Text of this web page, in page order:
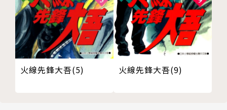
火線先鋒大吾(5) 火線先鋒大吾(9)